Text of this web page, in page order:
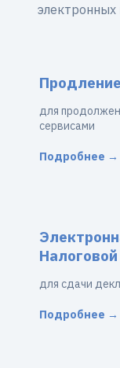
для
сервисами
Подробнее →
Налоговой
для сдачи
Подробнее →